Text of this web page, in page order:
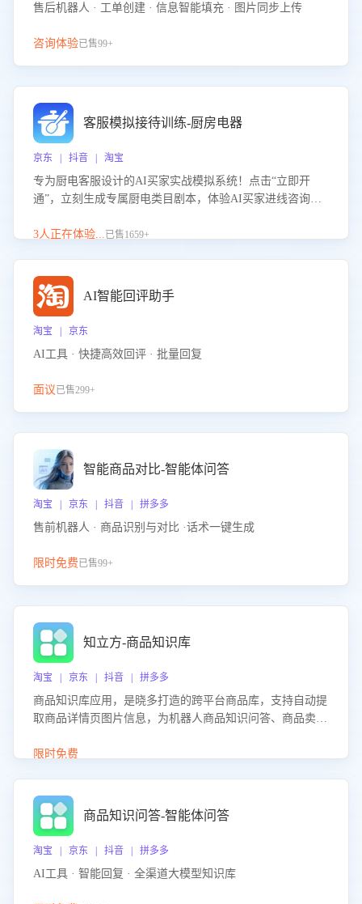
售后机器人 · 工单创建 · 信息智能填充 · 图片同步上传
咨询体验已售99+
客服模拟接待训练-厨房电器
京东 | 抖音 | 淘宝
专为厨电客服设计的AI买家实战模拟系统！点击“立即开
通”，立刻生成专属厨电类目剧本，体验AI买家进线咨询真
实场景应对技巧！
3人正在体验...已售1659+
AI智能回评助手
淘宝 | 京东
AI工具 · 快捷高效回评 · 批量回复
面议已售299+
智能商品对比-智能体问答
淘宝 | 京东 | 抖音 | 拼多多
售前机器人 · 商品识别与对比 ·话术一键生成
限时免费已售99+
知立方-商品知识库
淘宝 | 京东 | 抖音 | 拼多多
商品知识库应用，是晓多打造的跨平台商品库，支持自动提
取商品详情页图片信息，为机器人商品知识问答、商品卖点
限时免费
商品知识问答-智能体问答
淘宝 | 京东 | 抖音 | 拼多多
AI工具 · 智能回复 · 全渠道大模型知识库